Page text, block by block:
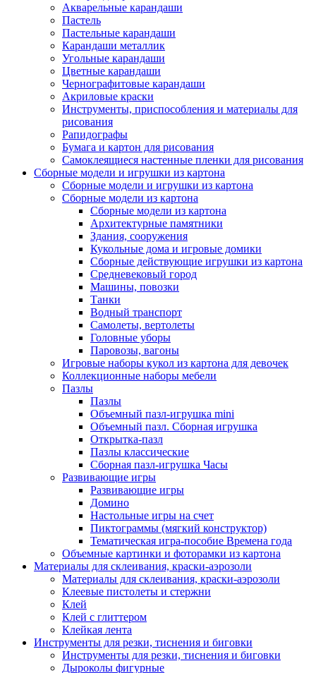
Акварельные карандаши
Пастель
Пастельные карандаши
Карандаши металлик
Угольные карандаши
Цветные карандаши
Чернографитовые карандаши
Акриловые краски
Инструменты, приспособления и материалы для
рисования
Рапидографы
Бумага и картон для рисования
Самоклеящиеся настенные пленки для рисования
Сборные модели и игрушки из картона
Сборные модели и игрушки из картона
Сборные модели из картона
Сборные модели из картона
Архитектурные памятники
Здания, сооружения
Кукольные дома и игровые домики
Сборные действующие игрушки из картона
Средневековый город
Машины, повозки
Танки
Водный транспорт
Самолеты, вертолеты
Головные уборы
Паровозы, вагоны
Игровые наборы кукол из картона для девочек
Коллекционные наборы мебели
Пазлы
Пазлы
Объемный пазл-игрушка mini
Объемный пазл. Сборная игрушка
Открытка-пазл
Пазлы классические
Сборная пазл-игрушка Часы
Развивающие игры
Развивающие игры
Домино
Настольные игры на счет
Пиктограммы (мягкий конструктор)
Тематическая игра-пособие Времена года
Объемные картинки и фоторамки из картона
Материалы для склеивания, краски-аэрозоли
Материалы для склеивания, краски-аэрозоли
Клеевые пистолеты и стержни
Клей
Клей с глиттером
Клейкая лента
Инструменты для резки, тиснения и биговки
Инструменты для резки, тиснения и биговки
Дыроколы фигурные